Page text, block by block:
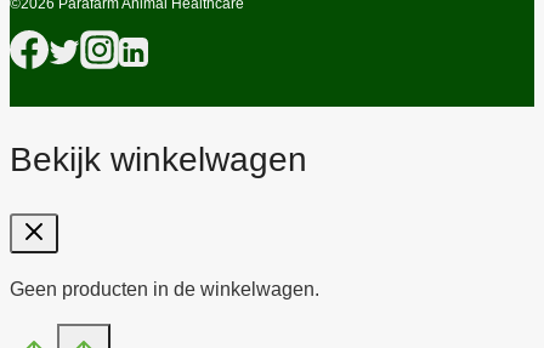
Bekijk winkelwagen
Geen producten in de winkelwagen.